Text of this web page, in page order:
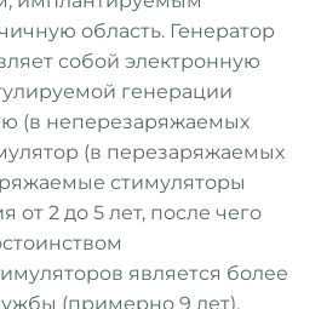
область. Генератор
собой электронную
генерации
(в неперезаряжаемых
(в перезаряжаемых
стимуляторы
от 2 до 5 лет, после чего
является более
(примерно 9 лет),